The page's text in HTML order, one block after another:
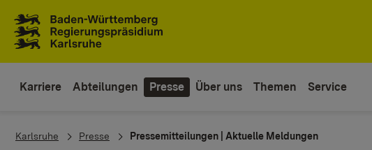
Karriere Abteilungen Presse Über uns Themen Service
You are here:
Karlsruhe Presse Pressemitteilungen | Aktuelle Meldungen